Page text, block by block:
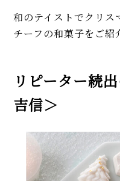
和のテイストでクリス
チーフの和菓子をご紹
リピーター続
吉信＞